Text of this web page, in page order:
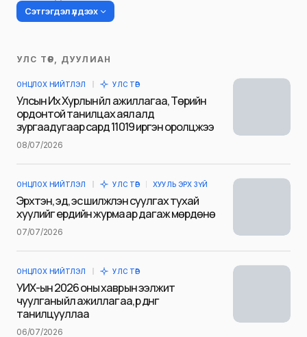
Сэтгэгдэл үлдээх
Таны имэйл хаягийг нийтлэхгүй.
тэмдэглэсэн
Сэтгэгдэл*
Name
УЛС ТӨР, ДУУЛИАН
ОНЦЛОХ НИЙТЛЭЛ УЛС ТӨР
Улсын Их Хурлын үйл ажиллагаа, Төрийн
ордонтой танилцах аялалд
зургаадугаар сард 11019 иргэн оролцжээ
08/07/2026
ОНЦЛОХ НИЙТЛЭЛ УЛС ТӨР ХУУЛЬ ЭРХ ЗҮЙ
Эрхтэн, эд, эс шилжүүлэн суулгах тухай
хуулийг ердийн журмаар дагаж мөрдөнө
07/07/2026
ОНЦЛОХ НИЙТЛЭЛ УЛС ТӨР
УИХ-ын 2026 оны хаврын ээлжит
чуулганы үйл ажиллагаа, үр дүнг
танилцууллаа
06/07/2026